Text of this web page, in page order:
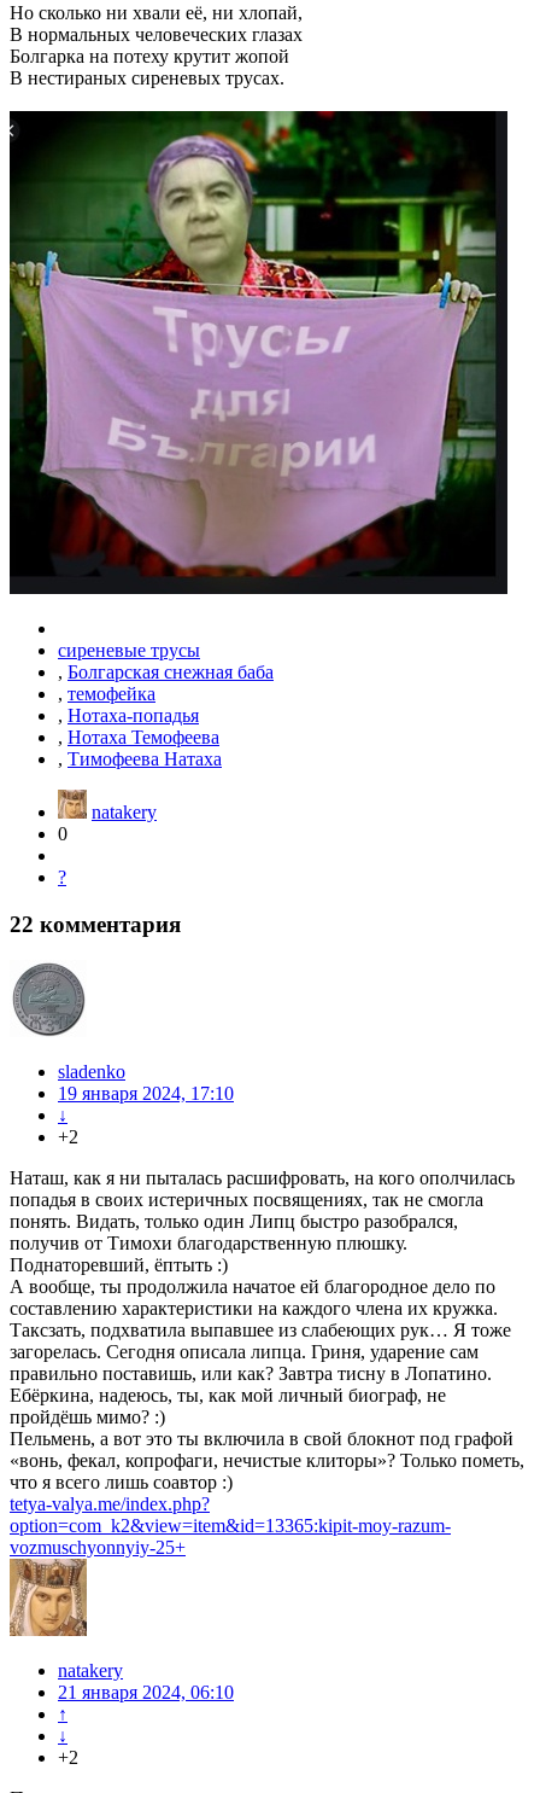
Но сколько ни хвали её, ни хлопай,
В нормальных человеческих глазах
Болгарка на потеху крутит жопой
В нестираных сиреневых трусах.
сиреневые трусы
, Болгарская снежная баба
, темофейка
, Нотаха-попадья
, Нотаха Темофеева
, Тимофеева Натаха
natakery
0
?
22 комментария
sladenko
19 января 2024, 17:10
↓
+2
Наташ, как я ни пыталась расшифровать, на кого ополчилась
попадья в своих истеричных посвящениях, так не смогла
понять. Видать, только один Липц быстро разобрался,
получив от Тимохи благодарственную плюшку.
Поднаторевший, ёптыть :)
А вообще, ты продолжила начатое ей благородное дело по
составлению характеристики на каждого члена их кружка.
Таксзать, подхватила выпавшее из слабеющих рук… Я тоже
загорелась. Сегодня описала липца. Гриня, ударение сам
правильно поставишь, или как? Завтра тисну в Лопатино.
Ебёркина, надеюсь, ты, как мой личный биограф, не
пройдёшь мимо? :)
Пельмень, а вот это ты включила в свой блокнот под графой
«вонь, фекал, копрофаги, нечистые клиторы»? Только пометь,
что я всего лишь соавтор :)
tetya-valya.me/index.php?
option=com_k2&view=item&id=13365:kipit-moy-razum-
vozmuschyonnyiy-25+
natakery
21 января 2024, 06:10
↑
↓
+2